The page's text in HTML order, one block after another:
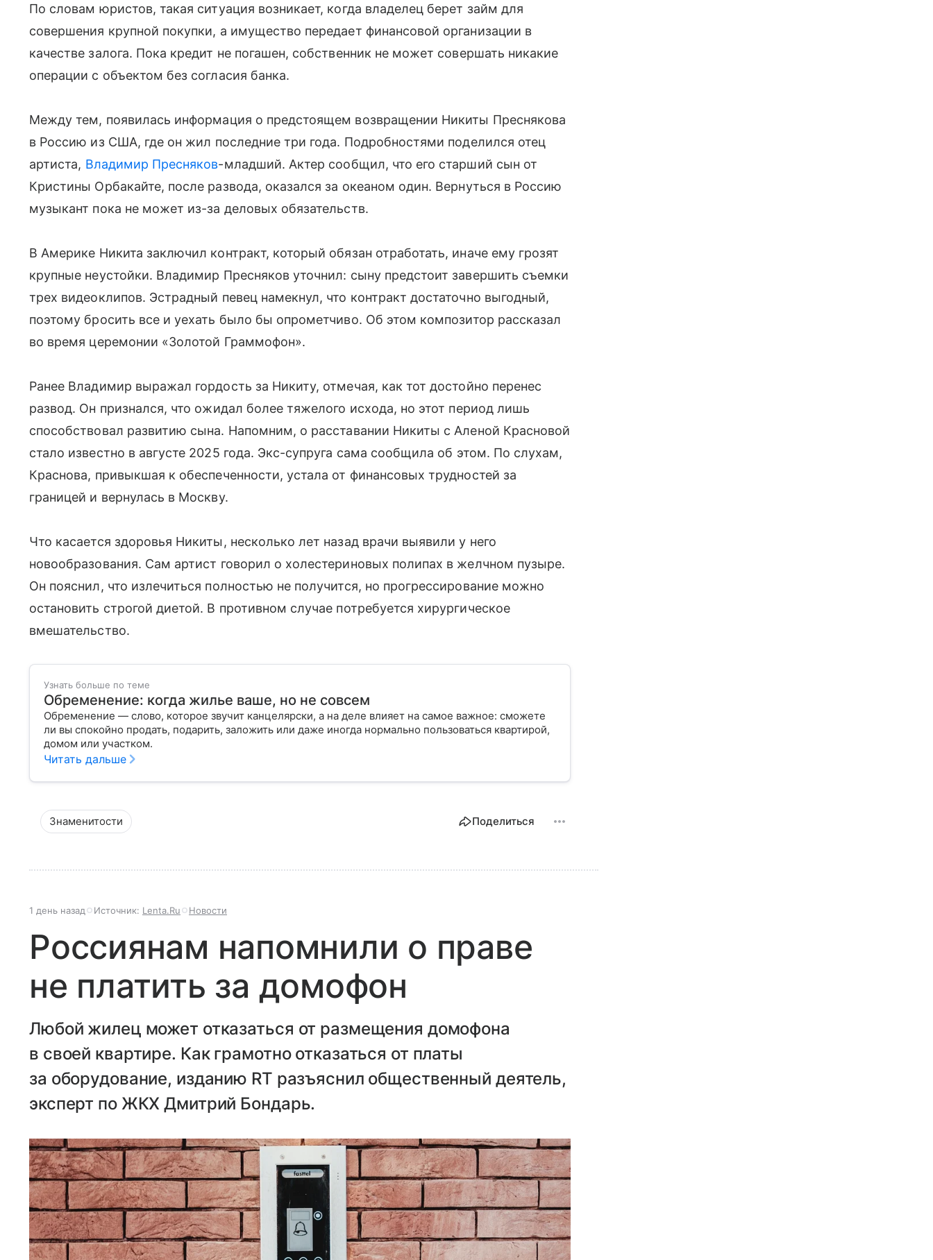
По словам юристов, такая ситуация возникает, когда владелец берет займ для
совершения крупной покупки, а имущество передает финансовой организации в
качестве залога. Пока кредит не погашен, собственник не может совершать никакие
операции с объектом без согласия банка.
Между тем, появилась информация о предстоящем возвращении Никиты Преснякова
в Россию из США, где он жил последние три года. Подробностями поделился отец
артиста, Владимир Пресняков-младший. Актер сообщил, что его старший сын от
Кристины Орбакайте, после развода, оказался за океаном один. Вернуться в Россию
музыкант пока не может из-за деловых обязательств.
В Америке Никита заключил контракт, который обязан отработать, иначе ему грозят
крупные неустойки. Владимир Пресняков уточнил: сыну предстоит завершить съемки
трех видеоклипов. Эстрадный певец намекнул, что контракт достаточно выгодный,
поэтому бросить все и уехать было бы опрометчиво. Об этом композитор рассказал
во время церемонии «Золотой Граммофон».
Ранее Владимир выражал гордость за Никиту, отмечая, как тот достойно перенес
развод. Он признался, что ожидал более тяжелого исхода, но этот период лишь
способствовал развитию сына. Напомним, о расставании Никиты с Аленой Красновой
стало известно в августе 2025 года. Экс-супруга сама сообщила об этом. По слухам,
Краснова, привыкшая к обеспеченности, устала от финансовых трудностей за
границей и вернулась в Москву.
Что касается здоровья Никиты, несколько лет назад врачи выявили у него
новообразования. Сам артист говорил о холестериновых полипах в желчном пузыре.
Он пояснил, что излечиться полностью не получится, но прогрессирование можно
остановить строгой диетой. В противном случае потребуется хирургическое
вмешательство.
Узнать больше по теме
Обременение: когда жилье ваше, но не совсем
Обременение — слово, которое звучит канцелярски, а на деле влияет на самое важное: сможете
ли вы спокойно продать, подарить, заложить или даже иногда нормально пользоваться квартирой,
домом или участком.
Читать дальше
Знаменитости Поделиться
1 день назад Источник: Lenta.Ru Новости
Россиянам напомнили о праве
не платить за домофон
Любой жилец может отказаться от размещения домофона
в своей квартире. Как грамотно отказаться от платы
за оборудование, изданию RT разъяснил общественный деятель,
эксперт по ЖКХ Дмитрий Бондарь.